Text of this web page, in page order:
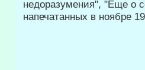
недоразумения", "Еще о
напечатанных в ноябре